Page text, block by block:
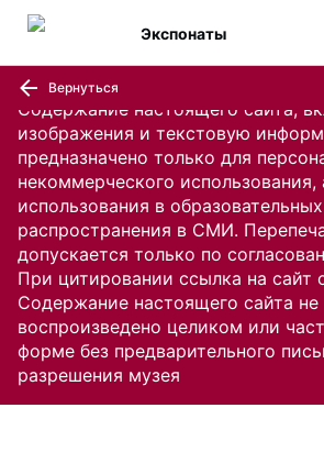
Содержание настоящего сайта,
изображения и текстовую
предназначено только для
некоммерческого использования,
использования в
распространения в СМИ.
допускается только по
При цитировании ссылка на сайт
Содержание настоящего сайта
воспроизведено целиком или
форме без предварительного
разрешения музея
Экспонаты
Вернуться